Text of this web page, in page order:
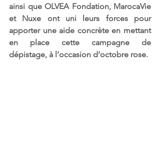
ainsi que OLVEA Fondation, MarocaVie
et Nuxe ont uni leurs forces pour
apporter une aide concrète en mettant
en place cette campagne de
dépistage, à l’occasion d’octobre rose.